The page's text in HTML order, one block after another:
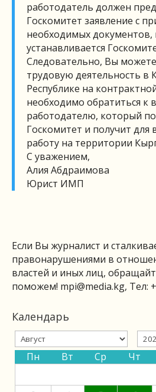
работодатель должен
Госкомитет заявление с
необходимых документов,
устанавливается
Следовательно, Вы
трудовую деятельность в
Республике на
необходимо обратиться к
работодателю, который
Госкомитет и получит для
работу на территории
С уважением,
Алия Абдраимова
Юрист ИМП
Если Вы журналист и
правонарушениями в
властей и иных лиц,
поможем! mpi@media.kg, Тел:
Календарь
Пн Вт Ср Чт